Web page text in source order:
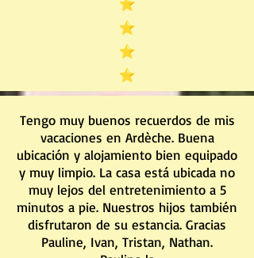
Tengo muy buenos recuerdos de mis
vacaciones en Ardèche. Buena
ubicación y alojamiento bien equipado
y muy limpio. La casa está ubicada no
muy lejos del entretenimiento a 5
minutos a pie. Nuestros hijos también
disfrutaron de su estancia. Gracias
Pauline, Ivan, Tristan, Nathan.